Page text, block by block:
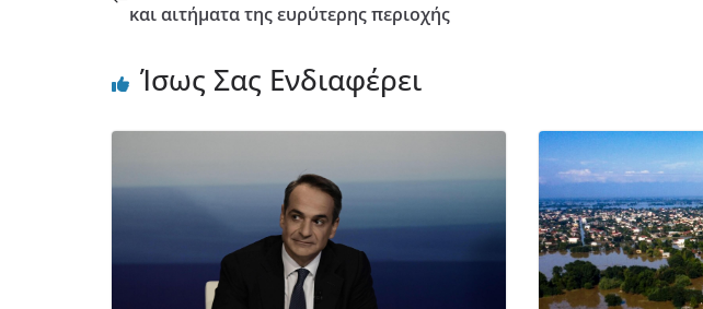
και αιτήματα της ευρύτερης περιοχής
Ίσως Σας Ενδιαφέρει